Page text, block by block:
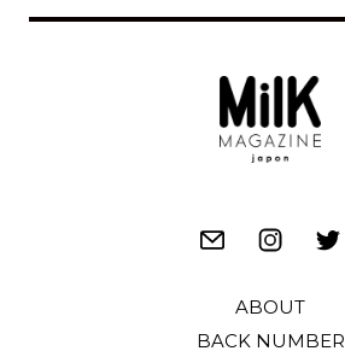
ABOUT
BACK NUMBER